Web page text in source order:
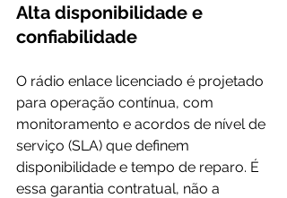
Alta disponibilidade e
confiabilidade
O rádio enlace licenciado é projetado
para operação contínua, com
monitoramento e acordos de nível de
serviço (SLA) que definem
disponibilidade e tempo de reparo. É
essa garantia contratual, não a